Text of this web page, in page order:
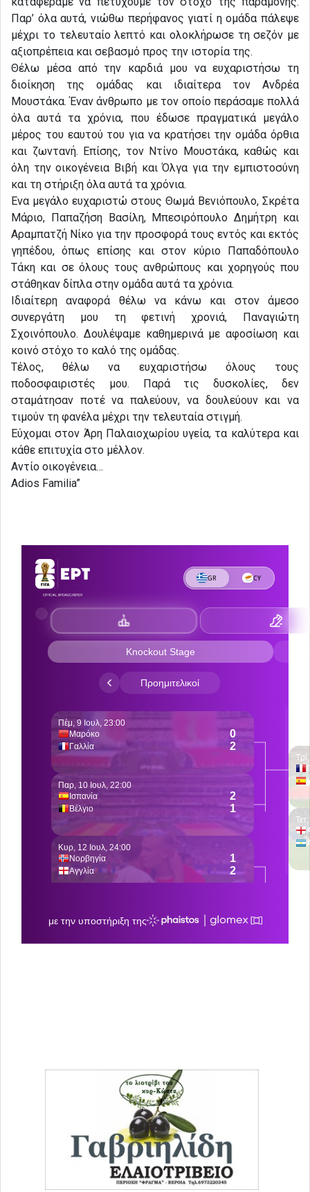
Παρ’ όλα αυτά, νιώθω περήφανος γιατί η ομάδα πάλεψε
μέχρι το τελευταίο λεπτό και ολοκλήρωσε τη σεζόν με
αξιοπρέπεια και σεβασμό προς την ιστορία της.
Θέλω μέσα από την καρδιά μου να ευχαριστήσω τη
διοίκηση της ομάδας και ιδιαίτερα τον Ανδρέα
Μουστάκα. Έναν άνθρωπο με τον οποίο περάσαμε πολλά
όλα αυτά τα χρόνια, που έδωσε πραγματικά μεγάλο
μέρος του εαυτού του για να κρατήσει την ομάδα όρθια
και ζωντανή. Επίσης, τον Ντίνο Μουστάκα, καθώς και
όλη την οικογένεια Βιβή και Όλγα για την εμπιστοσύνη
και τη στήριξη όλα αυτά τα χρόνια.
Ένα μεγάλο ευχαριστώ στους Θωμά Βενιόπουλο, Σκρέτα
Μάριο, Παπαζήση Βασίλη, Μπεσιρόπουλο Δημήτρη και
Αραμπατζή Νίκο για την προσφορά τους εντός και εκτός
γηπέδου, όπως επίσης και στον κύριο Παπαδόπουλο
Τάκη και σε όλους τους ανθρώπους και χορηγούς που
στάθηκαν δίπλα στην ομάδα αυτά τα χρόνια.
Ιδιαίτερη αναφορά θέλω να κάνω και στον άμεσο
συνεργάτη μου τη φετινή χρονιά, Παναγιώτη
Σχοινόπουλο. Δουλέψαμε καθημερινά με αφοσίωση και
κοινό στόχο το καλό της ομάδας.
Τέλος, θέλω να ευχαριστήσω όλους τους
ποδοσφαιριστές μου. Παρά τις δυσκολίες, δεν
σταμάτησαν ποτέ να παλεύουν, να δουλεύουν και να
τιμούν τη φανέλα μέχρι την τελευταία στιγμή.
Εύχομαι στον Άρη Παλαιοχωρίου υγεία, τα καλύτερα και
κάθε επιτυχία στο μέλλον.
Αντίο οικογένεια…
Adios Familia”